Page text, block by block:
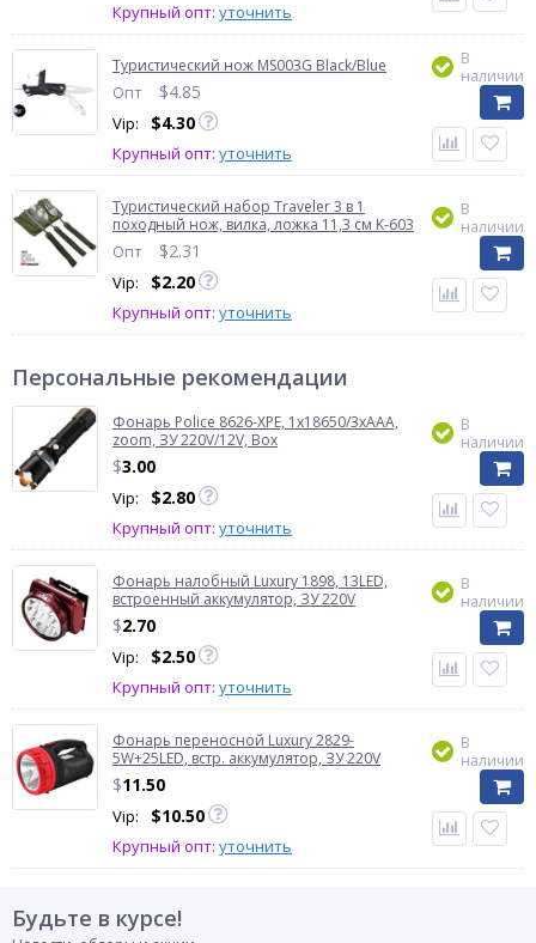
Крупный опт: уточнить
Туристический нож MS003G Black/Blue
Опт $4.85
Vip: $4.30
Крупный опт: уточнить
В
наличии
Туристический набор Traveler 3 в 1
походный нож, вилка, ложка 11,3 см K-603
Опт $2.31
Vip: $2.20
Крупный опт: уточнить
В
наличии
Персональные рекомендации
Фонарь Police 8626-XPE, 1х18650/3xAAA,
zoom, ЗУ 220V/12V, Box
$3.00
Vip: $2.80
Крупный опт: уточнить
В
наличии
Фонарь налобный Luxury 1898, 13LED,
встроенный аккумулятор, ЗУ 220V
$2.70
Vip: $2.50
Крупный опт: уточнить
В
наличии
Фонарь переносной Luxury 2829-
5W+25LED, встр. аккумулятор, ЗУ 220V
$11.50
Vip: $10.50
Крупный опт: уточнить
В
наличии
Будьте в курсе!